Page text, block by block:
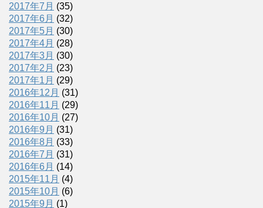
2017年7月 (35)
2017年6月 (32)
2017年5月 (30)
2017年4月 (28)
2017年3月 (30)
2017年2月 (23)
2017年1月 (29)
2016年12月 (31)
2016年11月 (29)
2016年10月 (27)
2016年9月 (31)
2016年8月 (33)
2016年7月 (31)
2016年6月 (14)
2015年11月 (4)
2015年10月 (6)
2015年9月 (1)